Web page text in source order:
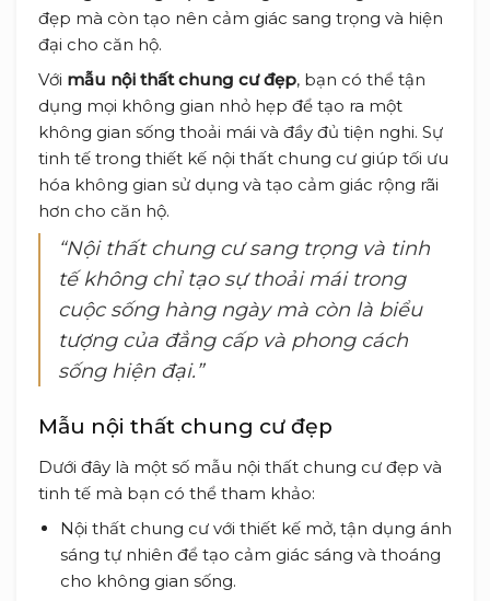
đẹp mà còn tạo nên cảm giác sang trọng và hiện
đại cho căn hộ.
Với mẫu nội thất chung cư đẹp, bạn có thể tận
dụng mọi không gian nhỏ hẹp để tạo ra một
không gian sống thoải mái và đầy đủ tiện nghi. Sự
tinh tế trong thiết kế nội thất chung cư giúp tối ưu
hóa không gian sử dụng và tạo cảm giác rộng rãi
hơn cho căn hộ.
“Nội thất chung cư sang trọng và tinh
tế không chỉ tạo sự thoải mái trong
cuộc sống hàng ngày mà còn là biểu
tượng của đẳng cấp và phong cách
sống hiện đại.”
Mẫu nội thất chung cư đẹp
Dưới đây là một số mẫu nội thất chung cư đẹp và
tinh tế mà bạn có thể tham khảo:
Nội thất chung cư với thiết kế mở, tận dụng ánh
sáng tự nhiên để tạo cảm giác sáng và thoáng
cho không gian sống.